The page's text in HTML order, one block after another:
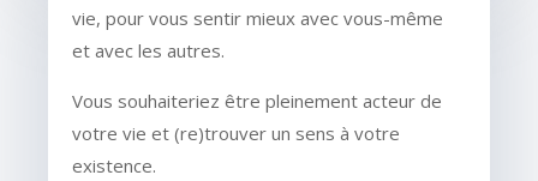
vie, pour vous sentir mieux avec vous-même
et avec les autres.
Vous souhaiteriez être pleinement acteur de
votre vie et (re)trouver un sens à votre
existence.